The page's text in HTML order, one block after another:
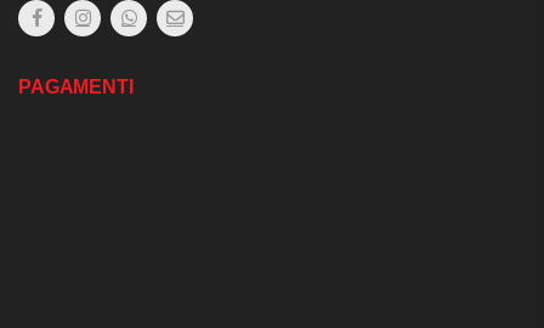
PAGAMENTI